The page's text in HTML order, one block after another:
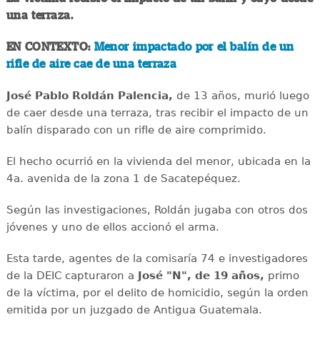
una terraza.
EN CONTEXTO: Menor impactado por el balín de un
rifle de aire cae de una terraza
José Pablo Roldán Palencia, de 13 años, murió luego
de caer desde una terraza, tras recibir el impacto de un
balín disparado con un rifle de aire comprimido.
El hecho ocurrió en la vivienda del menor, ubicada en la
4a. avenida de la zona 1 de Sacatepéquez.
Según las investigaciones, Roldán jugaba con otros dos
jóvenes y uno de ellos accionó el arma.
Esta tarde, agentes de la comisaría 74 e investigadores
de la DEIC capturaron a José "N", de 19 años, primo
de la víctima, por el delito de homicidio, según la orden
emitida por un juzgado de Antigua Guatemala.